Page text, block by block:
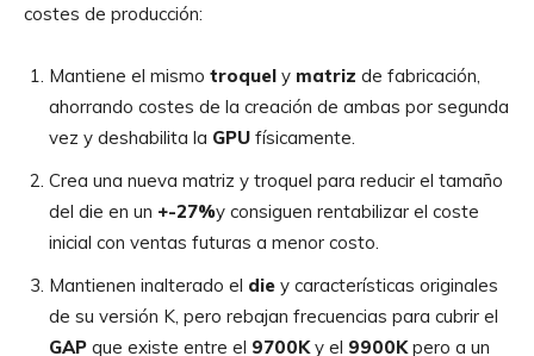
costes de producción:
Mantiene el mismo troquel y matriz de fabricación,
ahorrando costes de la creación de ambas por segunda
vez y deshabilita la GPU físicamente.
Crea una nueva matriz y troquel para reducir el tamaño
del die en un +-27%y consiguen rentabilizar el coste
inicial con ventas futuras a menor costo.
Mantienen inalterado el die y características originales
de su versión K, pero rebajan frecuencias para cubrir el
GAP que existe entre el 9700Ky el 9900Kpero a un